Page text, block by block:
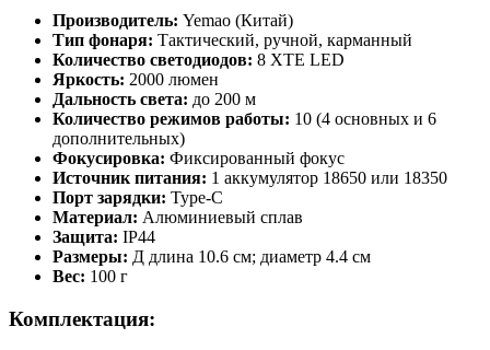
Производитель: Yemao (Китай)
Тип фонаря: Тактический, ручной, карманный
Количество светодиодов: 8 XTE LED
Яркость: 2000 люмен
Дальность света: до 200 м
Количество режимов работы: 10 (4 основных и 6
дополнительных)
Фокусировка: Фиксированный фокус
Источник питания: 1 аккумулятор 18650 или 18350
Порт зарядки: Type-C
Материал: Алюминиевый сплав
Защита: IP44
Размеры: Д длина 10.6 см; диаметр 4.4 см
Вес: 100 г
Комплектация: